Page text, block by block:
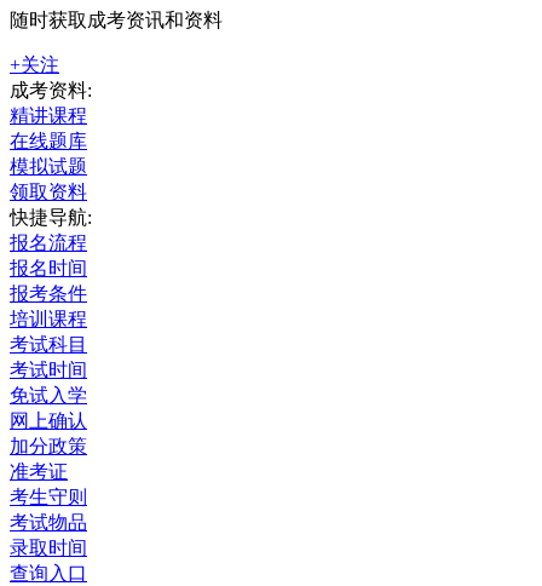
随时获取成考资讯和资料
+关注
成考资料:
精讲课程
在线题库
模拟试题
领取资料
快捷导航:
报名流程
报名时间
报考条件
培训课程
考试科目
考试时间
免试入学
网上确认
加分政策
准考证
考生守则
考试物品
录取时间
查询入口